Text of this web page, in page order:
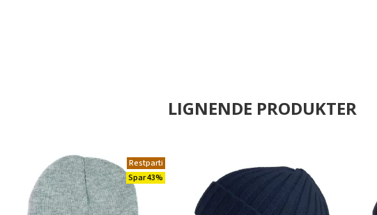
LIGNENDE PRODUKTER
Restparti
Spar 43%